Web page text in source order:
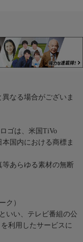
なる場合がございま
ゴは、米国TiVo
国内における商標ま
等あらゆる素材の無断
ク）
いい、テレビ番組の公
利用したサービスに